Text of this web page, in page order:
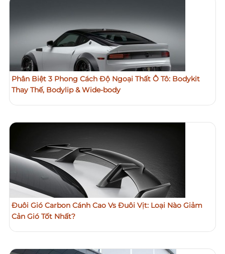
Phân Biệt 3 Phong Cách Độ Ngoại Thất Ô Tô: Bodykit
Thay Thế, Bodylip & Wide-body
Đuôi Gió Carbon Cánh Cao Vs Đuôi Vịt: Loại Nào Giảm
Cản Gió Tốt Nhất?